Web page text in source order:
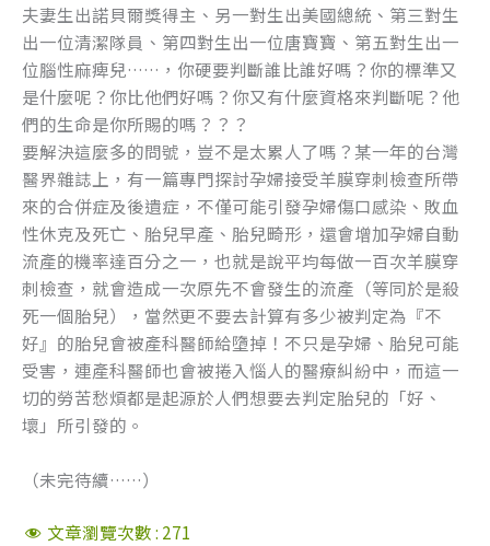
夫妻生出諾貝爾獎得主、另一對生出美國總統、第三對生
出一位清潔隊員、第四對生出一位唐寶寶、第五對生出一
位腦性麻痺兒……，你硬要判斷誰比誰好嗎？你的標準又
是什麼呢？你比他們好嗎？你又有什麼資格來判斷呢？他
們的生命是你所賜的嗎？？？
要解決這麼多的問號，豈不是太累人了嗎？某一年的台灣
醫界雜誌上，有一篇專門探討孕婦接受羊膜穿刺檢查所帶
來的合併症及後遺症，不僅可能引發孕婦傷口感染、敗血
性休克及死亡、胎兒早產、胎兒畸形，還會增加孕婦自動
流產的機率達百分之一，也就是說平均每做一百次羊膜穿
刺檢查，就會造成一次原先不會發生的流產（等同於是殺
死一個胎兒），當然更不要去計算有多少被判定為『不
好』的胎兒會被產科醫師給墮掉！不只是孕婦、胎兒可能
受害，連產科醫師也會被捲入惱人的醫療糾紛中，而這一
切的勞苦愁煩都是起源於人們想要去判定胎兒的「好、
壞」所引發的。
（未完待續……）
文章瀏覽次數 : 271